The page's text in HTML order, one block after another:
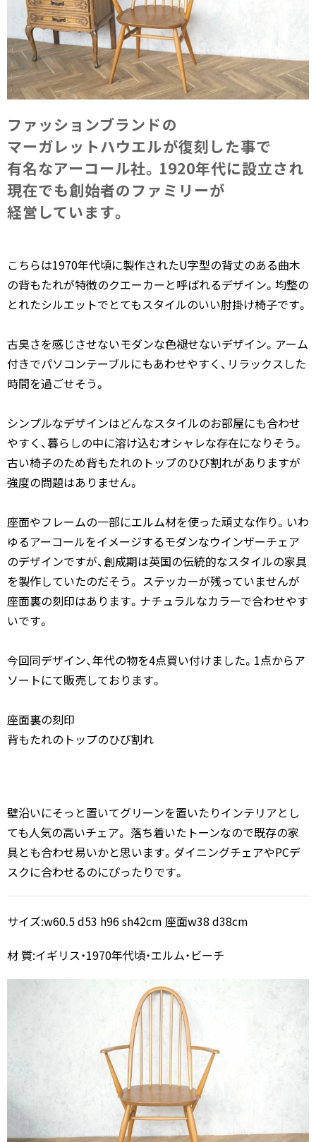
ファッションブランドの​
マーガレットハウエルが​復刻した事で​
有名な​アーコール社。​1920年代に​設立され​
現在でも​創始者の​ファミリーが​
経営しています。
こちらは1970年代頃に製作されたU字型の背丈のある曲木
の背もたれが特徴のクエーカーと呼ばれるデザイン。均整の
とれたシルエットでとてもスタイルのいい肘掛け椅子です。
古臭さを感じさせないモダンな色褪せないデザイン。アーム
付きでパソコンテーブルにもあわせやすく、リラックスした
時間を過ごせそう。
シンプルなデザインはどんなスタイルのお部屋にも合わせ
やすく、暮らしの中に溶け込むオシャレな存在になりそう。
古い椅子のため背もたれのトップのひび割れがありますが
強度の問題はありません。
座面やフレームの一部にエルム材を使った頑丈な作り。いわ
ゆるアーコールをイメージするモダンなウインザーチェア
のデザインですが、創成期は英国の伝統的なスタイルの家具
を製作していたのだそう。 ステッカーが残っていませんが
座面裏の刻印はあります。ナチュラルなカラーで合わせやす
いです。
今回同デザイン、年代の物を4点買い付けました。1点からア
ソートにて販売しております。
座面裏の刻印
背もたれのトップのひび割れ
壁沿いにそっと置いてグリーンを置いたりインテリアとし
ても人気の高いチェア。 落ち着いたトーンなので既存の家
具とも合わせ易いかと思います。ダイニングチェアやPCデ
スクに合わせるのにぴったりです。
サイズ:w60.5 d53 h96 sh42cm 座面w38 d38cm
材 質:イギリス・1970年代頃・エルム・ビーチ